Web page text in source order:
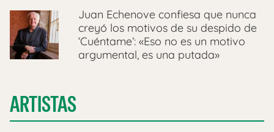
Juan Echenove confiesa que nunca
creyó los motivos de su despido de
‘Cuéntame’: «Eso no es un motivo
argumental, es una putada»
ARTISTAS